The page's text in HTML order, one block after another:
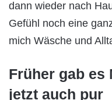
dann wieder nach
Gefühl noch eine
mich Wäsche und
Früher gab es
jetzt auch pur